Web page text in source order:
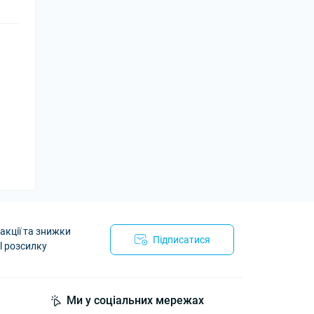
та знижки
розсилку
Підписатися
Ми у соціальних мережах